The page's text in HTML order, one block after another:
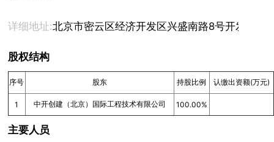
详细地址:北京市密云区经济开发区兴盛南路8号开发区
股权结构
序号 股东 持股比例 认缴出资额(万元)
1 中开创建（北京）国际工程技术有限公司 100.00%
主要人员